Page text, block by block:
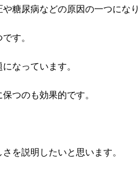
糖尿病などの原因の一つになり
す。
なっています。
つのも効果的です。
を説明したいと思います。